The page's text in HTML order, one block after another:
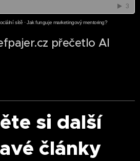
sítě ·Jak funguje marketingový mentoring?
přečetlo AI
si další
články